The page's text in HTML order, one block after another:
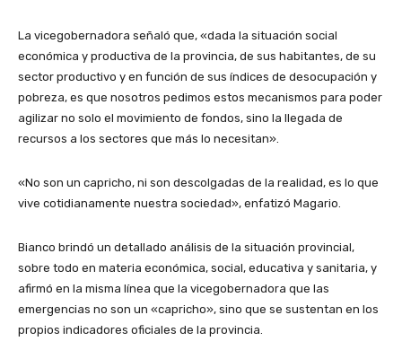
La vicegobernadora señaló que, «dada la situación social
económica y productiva de la provincia, de sus habitantes, de su
sector productivo y en función de sus índices de desocupación y
pobreza, es que nosotros pedimos estos mecanismos para poder
agilizar no solo el movimiento de fondos, sino la llegada de
recursos a los sectores que más lo necesitan».
«No son un capricho, ni son descolgadas de la realidad, es lo que
vive cotidianamente nuestra sociedad», enfatizó Magario.
Bianco brindó un detallado análisis de la situación provincial,
sobre todo en materia económica, social, educativa y sanitaria, y
afirmó en la misma línea que la vicegobernadora que las
emergencias no son un «capricho», sino que se sustentan en los
propios indicadores oficiales de la provincia.